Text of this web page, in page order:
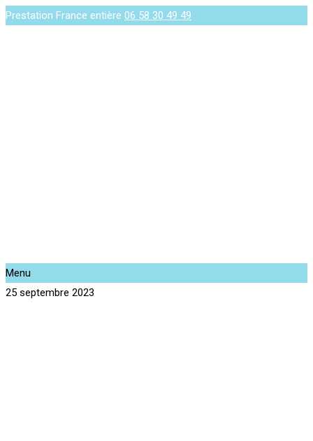
Prestation France entière 06 58 30 49 49
Menu
25 septembre 2023